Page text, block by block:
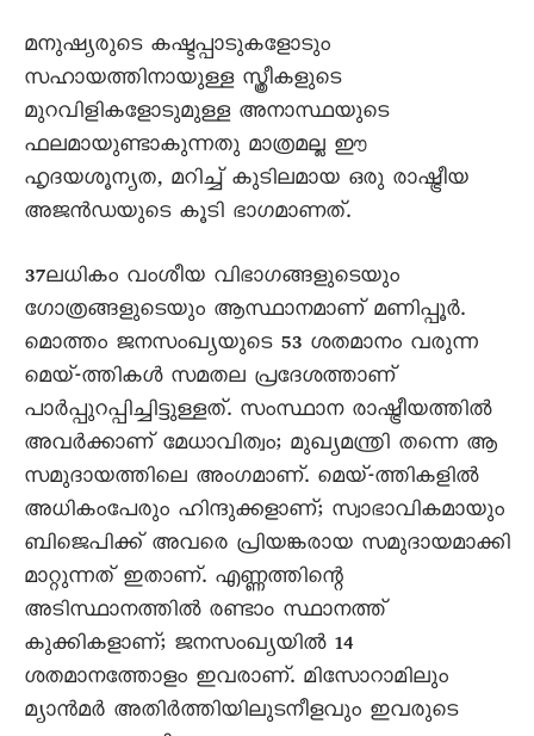
മനുഷ്യരുടെ കഷ്ടപ്പാടുകളോടും
സഹായത്തിനായുള്ള സ്ത്രീകളുടെ
മുറവിളികളോടുമുള്ള അനാസ്ഥയുടെ
ഫലമായുണ്ടാകുന്നതു മാത്രമല്ല ഈ
ഹൃദയശൂന്യത, മറിച്ച് കുടിലമായ ഒരു രാഷ്ട്രീയ
അജൻഡയുടെ കൂടി ഭാഗമാണത്.
37ലധികം വംശീയ വിഭാഗങ്ങളുടെയും
ഗോത്രങ്ങളുടെയും ആസ്ഥാനമാണ് മണിപ്പൂർ.
മൊത്തം ജനസംഖ്യയുടെ 53 ശതമാനം വരുന്ന
മെയ്-ത്തികൾ സമതല പ്രദേശത്താണ്
പാർപ്പുറപ്പിച്ചിട്ടുള്ളത്. സംസ്ഥാന രാഷ്ട്രീയത്തിൽ
അവർക്കാണ് മേധാവിത്വം; മുഖ്യമന്ത്രി തന്നെ ആ
സമുദായത്തിലെ അംഗമാണ്. മെയ്-ത്തികളിൽ
അധികംപേരും ഹിന്ദുക്കളാണ്; സ്വാഭാവികമായും
ബിജെപിക്ക് അവരെ പ്രിയങ്കരായ സമുദായമാക്കി
മാറ്റുന്നത് ഇതാണ്. എണ്ണത്തിന്റെ
അടിസ്ഥാനത്തിൽ രണ്ടാം സ്ഥാനത്ത്
കുക്കികളാണ്; ജനസംഖ്യയിൽ 14
ശതമാനത്തോളം ഇവരാണ്. മിസോറാമിലും
മ്യാൻമർ അതിർത്തിയിലുടനീളവും ഇവരുടെ